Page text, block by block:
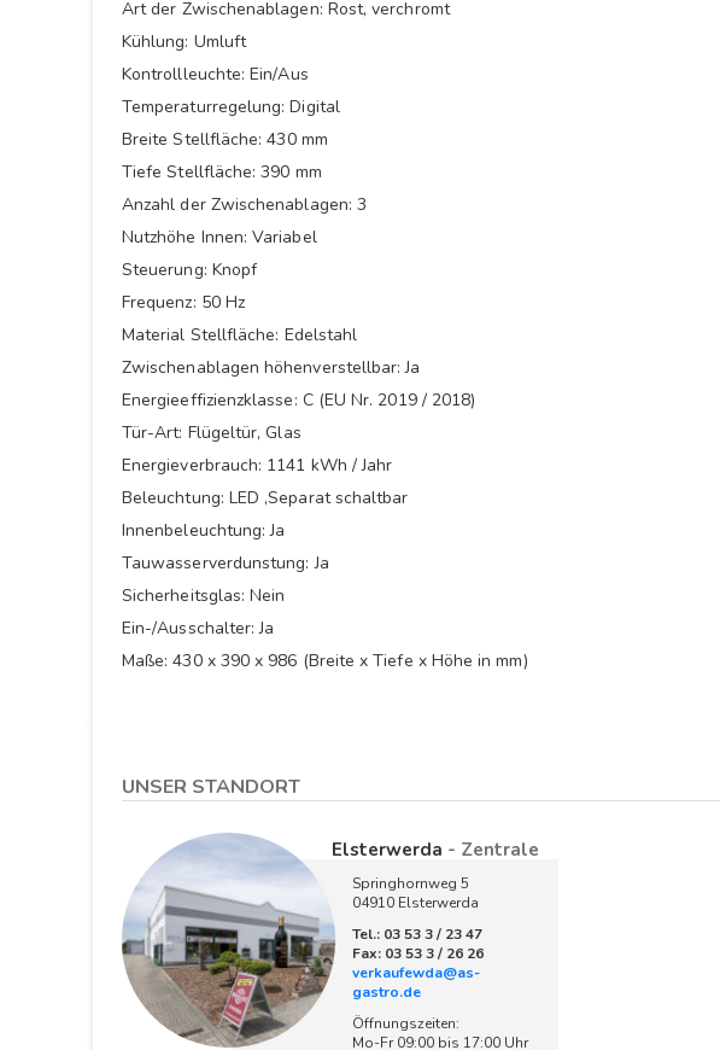
Art der Zwischenablagen: Rost, verchromt
Kühlung: Umluft
Kontrollleuchte: Ein/Aus
Temperaturregelung: Digital
Breite Stellfläche: 430 mm
Tiefe Stellfläche: 390 mm
Anzahl der Zwischenablagen: 3
Nutzhöhe Innen: Variabel
Steuerung: Knopf
Frequenz: 50 Hz
Material Stellfläche: Edelstahl
Zwischenablagen höhenverstellbar: Ja
Energieeffizienzklasse: C (EU Nr. 2019 / 2018)
Tür-Art: Flügeltür, Glas
Energieverbrauch: 1141 kWh / Jahr
Beleuchtung: LED ,Separat schaltbar
Innenbeleuchtung: Ja
Tauwasserverdunstung: Ja
Sicherheitsglas: Nein
Ein-/Ausschalter: Ja
Maße: 430 x 390 x 986 (Breite x Tiefe x Höhe in mm)
UNSER STANDORT
Elsterwerda - Zentrale
Springhornweg 5
04910 Elsterwerda
Tel.: 03 53 3 / 23 47
Fax: 03 53 3 / 26 26
verkaufewda@as-
gastro.de
Öffnungszeiten:
Mo-Fr 09:00 bis 17:00 Uhr